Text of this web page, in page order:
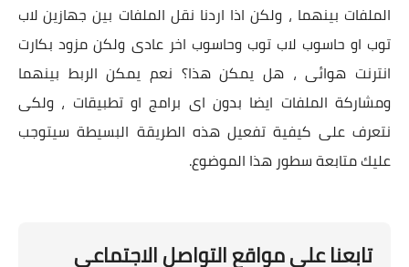
الملفات بينهما ، ولكن اذا اردنا نقل الملفات بين جهازين لاب
توب او حاسوب لاب توب وحاسوب اخر عادى ولكن مزود بكارت
انترنت هوائى ، هل يمكن هذا؟ نعم يمكن الربط بينهما
ومشاركة الملفات ايضا بدون اى برامج او تطبيقات ، ولكى
نتعرف على كيفية تفعيل هذه الطريقة البسيطة سيتوجب
عليك متابعة سطور هذا الموضوع.
تابعنا علي مواقع التواصل الاجتماعي